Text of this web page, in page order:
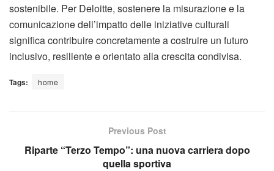
sostenibile. Per Deloitte, sostenere la misurazione e la
comunicazione dell’impatto delle iniziative culturali
significa contribuire concretamente a costruire un futuro
inclusivo, resiliente e orientato alla crescita condivisa.
Tags: home
Previous Post
Riparte “Terzo Tempo”: una nuova carriera dopo
quella sportiva